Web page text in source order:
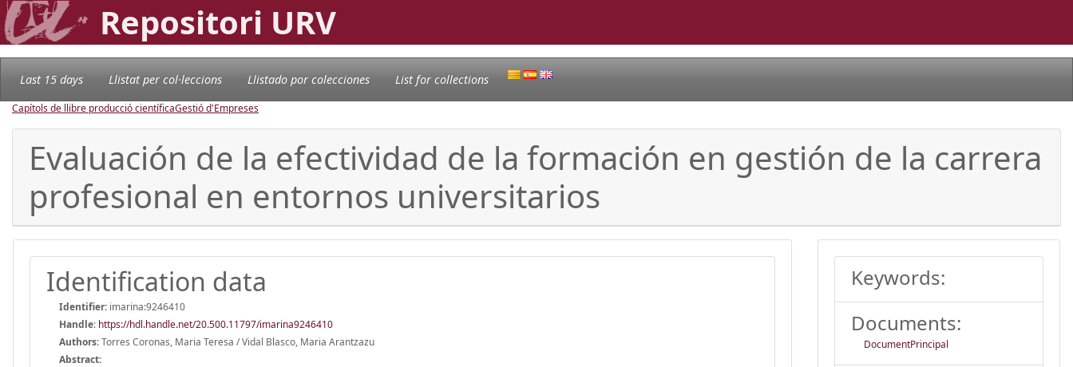
Repositori URV
Last 15 days Llistat per col·leccions Llistado por colecciones List for collections
Capítols de llibre producció científicaGestió d'Empreses
Evaluación de la efectividad de la formación en gestión de la carrera
profesional en entornos universitarios
Identification data
Identifier: imarina:9246410
Handle: https://hdl.handle.net/20.500.11797/imarina9246410
Authors:Torres Coronas, Maria Teresa / Vidal Blasco, Maria Arantzazu
Abstract:
Keywords:
Documents:
DocumentPrincipal